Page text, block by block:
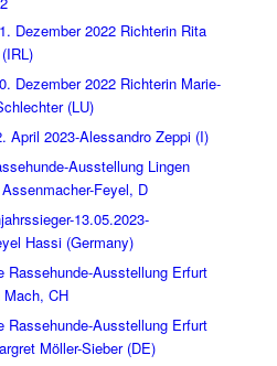
Dezember 2022 Richterin Rita
Dezember 2022 Richterin Marie-
(LU)
April 2023-Alessandro Zeppi (I)
Ausstellung Lingen
Feyel, D
13.05.2023-
Hassi (Germany)
Rassehunde-Ausstellung Erfurt
CH
Rassehunde-Ausstellung Erfurt
Möller-Sieber (DE)